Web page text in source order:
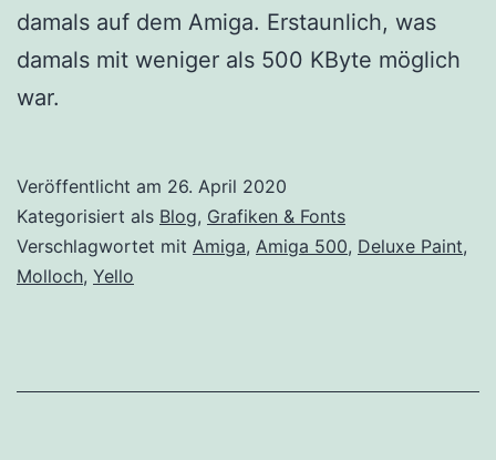
damals auf dem Amiga. Erstaunlich, was
damals mit weniger als 500 KByte möglich
war.
Veröffentlicht am 26. April 2020
Kategorisiert als Blog, Grafiken & Fonts
Verschlagwortet mit Amiga, Amiga 500, Deluxe Paint,
Molloch, Yello